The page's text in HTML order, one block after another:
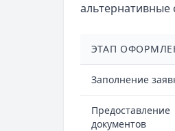
альтернативные
ЭТАП
Заполнение
Предоставление
документов